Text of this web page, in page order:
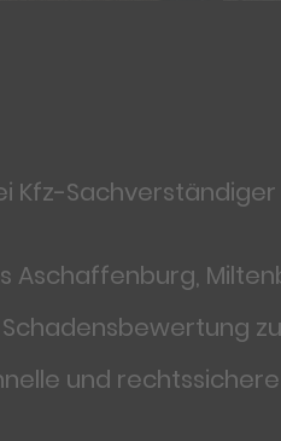
Kfz-
Aschaffenburg,
und